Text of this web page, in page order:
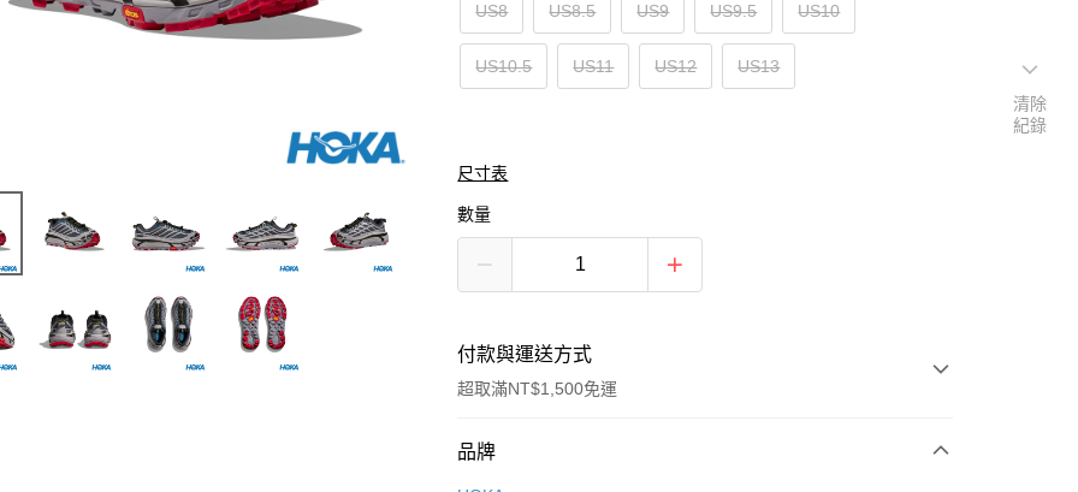
US8 US8.5 US9 US9.5 US10
US10.5 US11 US12 US13
尺寸表
數量
付款與運送方式
超取滿NT$1,500免運
付款方式
品牌
清除
紀錄